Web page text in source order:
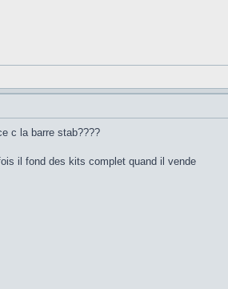
c la barre stab????
il fond des kits complet quand il vende